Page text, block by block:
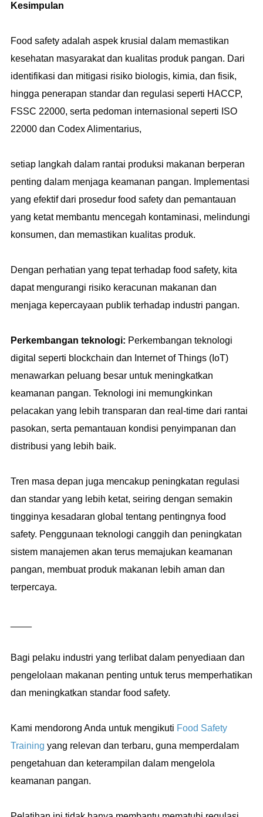
Kesimpulan
Food safety adalah aspek krusial dalam memastikan
kesehatan masyarakat dan kualitas produk pangan. Dari
identifikasi dan mitigasi risiko biologis, kimia, dan fisik,
hingga penerapan standar dan regulasi seperti HACCP,
FSSC 22000, serta pedoman internasional seperti ISO
22000 dan Codex Alimentarius,
setiap langkah dalam rantai produksi makanan berperan
penting dalam menjaga keamanan pangan. Implementasi
yang efektif dari prosedur food safety dan pemantauan
yang ketat membantu mencegah kontaminasi, melindungi
konsumen, dan memastikan kualitas produk.
Dengan perhatian yang tepat terhadap food safety, kita
dapat mengurangi risiko keracunan makanan dan
menjaga kepercayaan publik terhadap industri pangan.
Perkembangan teknologi: Perkembangan teknologi
digital seperti blockchain dan Internet of Things (IoT)
menawarkan peluang besar untuk meningkatkan
keamanan pangan. Teknologi ini memungkinkan
pelacakan yang lebih transparan dan real-time dari rantai
pasokan, serta pemantauan kondisi penyimpanan dan
distribusi yang lebih baik.
Tren masa depan juga mencakup peningkatan regulasi
dan standar yang lebih ketat, seiring dengan semakin
tingginya kesadaran global tentang pentingnya food
safety. Penggunaan teknologi canggih dan peningkatan
sistem manajemen akan terus memajukan keamanan
pangan, membuat produk makanan lebih aman dan
terpercaya.
Bagi pelaku industri yang terlibat dalam penyediaan dan
pengelolaan makanan penting untuk terus memperhatikan
dan meningkatkan standar food safety.
Kami mendorong Anda untuk mengikuti Food Safety
Training yang relevan dan terbaru, guna memperdalam
pengetahuan dan keterampilan dalam mengelola
keamanan pangan.